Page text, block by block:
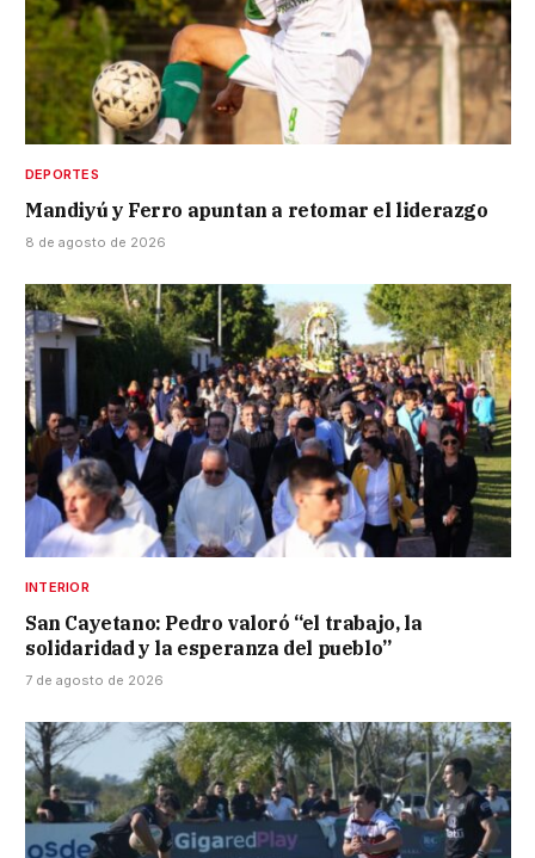
DEPORTES
Mandiyú y Ferro apuntan a retomar el liderazgo
8 de agosto de 2026
INTERIOR
San Cayetano: Pedro valoró “el trabajo, la
solidaridad y la esperanza del pueblo”
7 de agosto de 2026